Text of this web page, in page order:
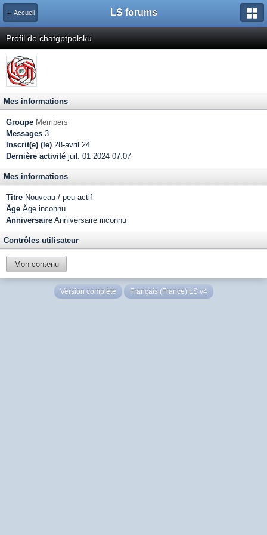
← Accueil LS forums
Profil de chatgptpolsku
Mes informations
Groupe Members
Messages 3
Inscrit(e) (le) 28-avril 24
Dernière activité juil. 01 2024 07:07
Mes informations
Titre Nouveau / peu actif
Âge Âge inconnu
Anniversaire Anniversaire inconnu
Contrôles utilisateur
Mon contenu
Version complète Français (France) LS v4